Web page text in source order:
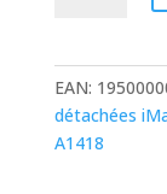
185W
EAN:
détachées
A1418